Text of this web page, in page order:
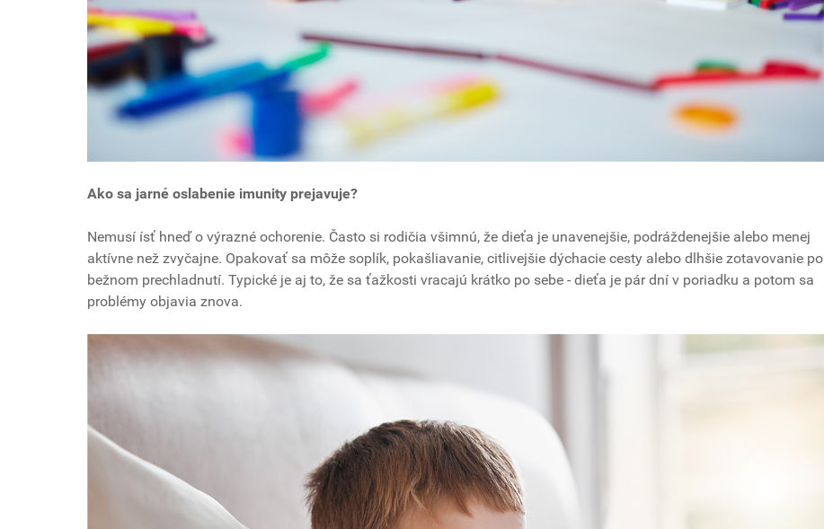
Ako sa jarné oslabenie imunity prejavuje?
Nemusí ísť hneď o výrazné ochorenie. Často si rodičia všimnú, že dieťa je unavenejšie, podráždenejšie alebo menej
aktívne než zvyčajne. Opakovať sa môže soplík, pokašliavanie, citlivejšie dýchacie cesty alebo dlhšie zotavovanie po
bežnom prechladnutí. Typické je aj to, že sa ťažkosti vracajú krátko po sebe - dieťa je pár dní v poriadku a potom sa
problémy objavia znova.